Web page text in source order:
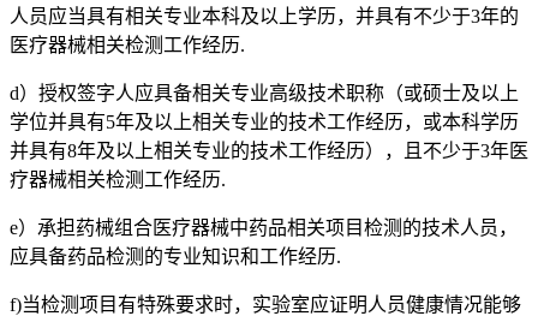
人员应当具有相关专业本科及以上学历，并具有不少于3年的
医疗器械相关检测工作经历.
d）授权签字人应具备相关专业高级技术职称（或硕士及以上
学位并具有5年及以上相关专业的技术工作经历，或本科学历
并具有8年及以上相关专业的技术工作经历），且不少于3年医
疗器械相关检测工作经历.
e）承担药械组合医疗器械中药品相关项目检测的技术人员，
应具备药品检测的专业知识和工作经历.
f)当检测项目有特殊要求时，实验室应证明人员健康情况能够